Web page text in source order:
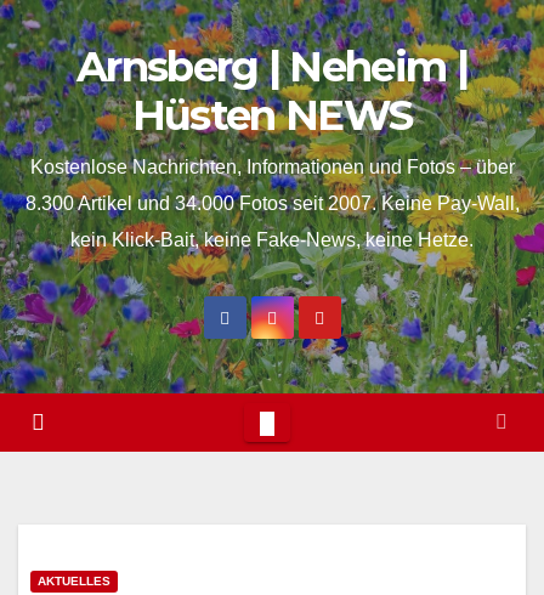
springen
Skip
to
content
Arnsberg | Neheim |
Hüsten NEWS
Kostenlose Nachrichten, Informationen und Fotos – über
8.300 Artikel und 34.000 Fotos seit 2007. Keine Pay-Wall,
kein Klick-Bait, keine Fake-News, keine Hetze.
AKTUELLES